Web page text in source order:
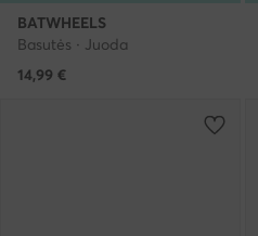
BATWHEELS
Basutės · Juoda
14,99 €